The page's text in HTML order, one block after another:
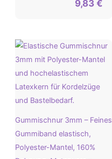
9,83 €
Gummischnur 3mm – Feines
Gummiband elastisch,
Polyester-Mantel, 160%